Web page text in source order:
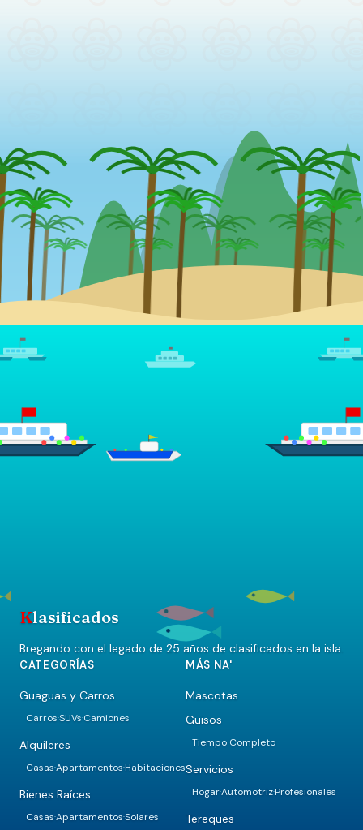
Klasificados
Bregando con el legado de 25 años de clasificados en la isla.
CATEGORÍAS
Guaguas y Carros
Carros·SUVs·Camiones
Alquileres
Casas·Apartamentos·Habitaciones
Bienes Raíces
Casas·Apartamentos·Solares
MÁS NA'
Mascotas
Guisos
Tiempo Completo
Servicios
Hogar·Automotriz·Profesionales
Tereques